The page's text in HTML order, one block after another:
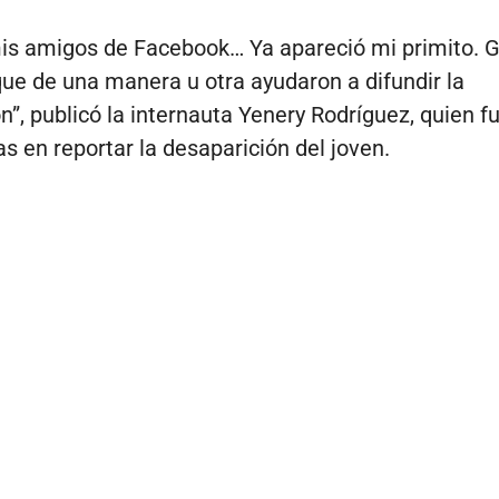
amigos de Facebook… Ya apareció mi primito.
de una manera u otra ayudaron a difundir la
publicó la internauta Yenery Rodríguez, quien
en reportar la desaparición del joven.